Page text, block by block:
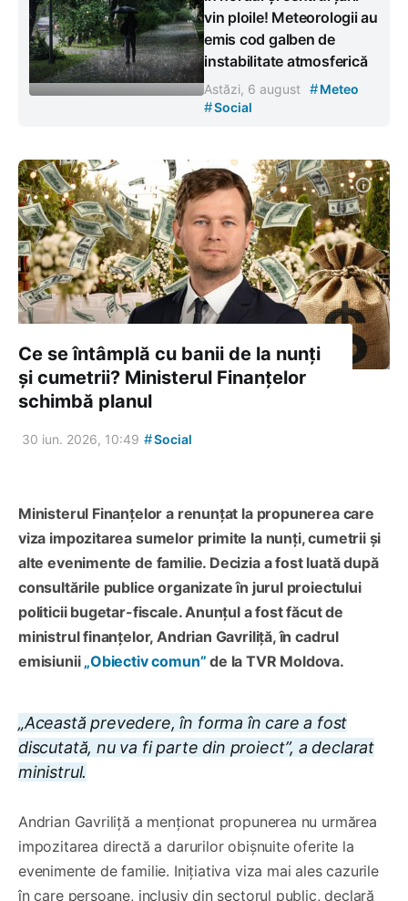
vin ploile! Meteorologii au
emis cod galben de
instabilitate atmosferică
Astăzi, 6 august #Meteo
#Social
Ce se întâmplă cu banii de la nunți
și cumetrii? Ministerul Finanțelor
schimbă planul
30 iun. 2026, 10:49 #Social
Ministerul Finanțelor a renunțat la propunerea care
viza impozitarea sumelor primite la nunți, cumetrii și
alte evenimente de familie. Decizia a fost luată după
consultările publice organizate în jurul proiectului
politicii bugetar-fiscale. Anunțul a fost făcut de
ministrul finanțelor, Andrian Gavriliță, în cadrul
emisiunii „Obiectiv comun” de la TVR Moldova.
„Această prevedere, în forma în care a fost
discutată, nu va fi parte din proiect”, a declarat
ministrul.
Andrian Gavriliță a menționat propunerea nu urmărea
impozitarea directă a darurilor obișnuite oferite la
evenimente de familie. Inițiativa viza mai ales cazurile
în care persoane, inclusiv din sectorul public, declară